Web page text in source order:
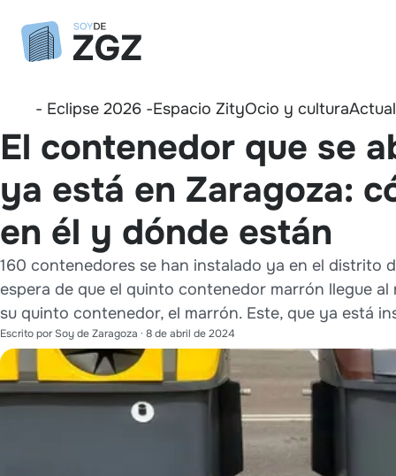
- Eclipse 2026 -Espacio ZityOcio y cultura
El contenedor que se
ya está en Zaragoza:
en él y dónde están
160 contenedores se han instalado ya en el distrito
espera de que el quinto contenedor marrón llegue
su quinto contenedor, el marrón. Este, que ya está
Escrito porSoy de Zaragoza · 8 de abril de 2024